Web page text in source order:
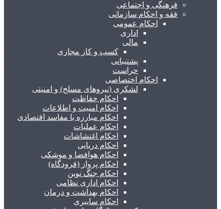
فرهنگی و اجتماعی
فقه و احکام سازمانی
احکام عمومی
اداری
مالی
کسب و کار مجازی
پشتیبانی
حراست
احکام اختصاصی
لشکری (نیروهای مسلح) و امنیتی
احکام حفاظت
احکام امنیت و اطلاعات
احکام مبارزه با مفاسد اقتصادی
احکام عملیات
احکام اغتشاشات
احکام دریایی
احکام هوافضا و موشکی
احکام پرواز (فرودگاه)
احکام جنگ نوین
احکام اداری نظامی
احکام بهداشت و درمان
احکام سایبری